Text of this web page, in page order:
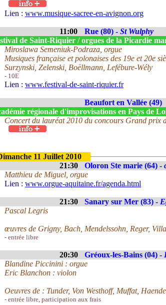
Lien : www.musique-sacree-en-avignon.org
11:00 Rue (80) - St Wulphy
de Saint-Riquier / orgues de la Picardie
Miroslawa Semeniuk-Podraza, orgue
Musiques française et polonaises des 19e et 20e
Surzynski, Zelenski, Boëllmann, Lefébure-Wély
- 10E
Lien : www.festival-de-saint-riquier.fr
Beaufort en Vallée (49)
régionale d'improvisations en Pays de
Concert du lauréat 2010 du concours Grand prix
11 Juillet 2010
21:30
Oloron Ste marie (64) -
Matthieu de Miguel, orgue
Lien : www.orgue-aquitaine.fr/agenda.html
21:30 Sanary sur Mer (83) -
Pascal Legris
œuvres de Grigny, Bach, Mendelssohn, Reger,
- entrée libre
20:30 Gréoux-les-Bains (04) -
Blandine Piccinini : orgue
Eric Blanchon : violon
Oeuvres de : Tunder, Von Westhoff, Muffat,
- entrée libre, participation aux frais